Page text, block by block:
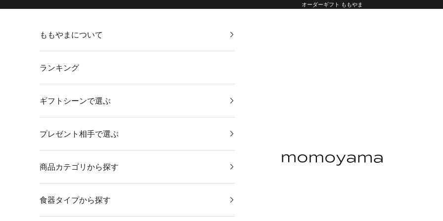
オーダーギフト ももやま
ももやまについて
ランキング
ギフトシーンで選ぶ
プレゼント相手で選ぶ
商品カテゴリから探す
食器タイプから探す